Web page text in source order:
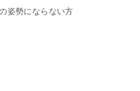
姿勢にならない方